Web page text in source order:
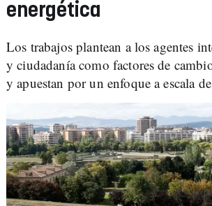
energética
Los trabajos plantean a los agentes
y ciudadanía como factores de
y apuestan por un enfoque a escala